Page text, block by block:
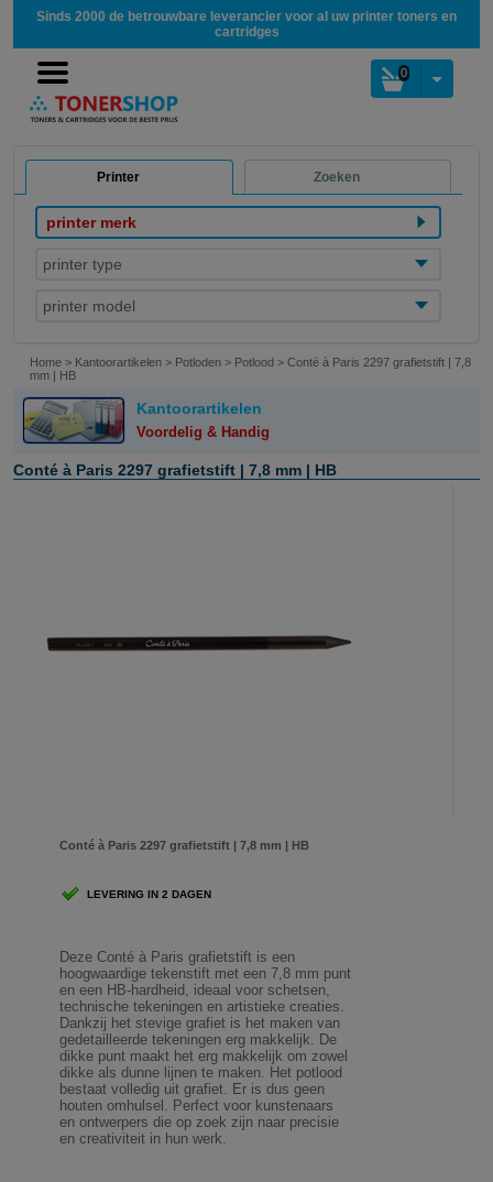
Sinds 2000 de betrouwbare leverancier voor al uw printer toners en
cartridges
0
Printer Zoeken
printer merk
printer type
printer model
Home > Kantoorartikelen > Potloden > Potlood > Conté à Paris 2297 grafietstift | 7,8
mm | HB
Kantoorartikelen
Voordelig & Handig
Conté à Paris 2297 grafietstift | 7,8 mm | HB
Conté à Paris 2297 grafietstift | 7,8 mm | HB
LEVERING IN 2 DAGEN
Deze Conté à Paris grafietstift is een
hoogwaardige tekenstift met een 7,8 mm punt
en een HB-hardheid, ideaal voor schetsen,
technische tekeningen en artistieke creaties.
Dankzij het stevige grafiet is het maken van
gedetailleerde tekeningen erg makkelijk. De
dikke punt maakt het erg makkelijk om zowel
dikke als dunne lijnen te maken. Het potlood
bestaat volledig uit grafiet. Er is dus geen
houten omhulsel. Perfect voor kunstenaars
en ontwerpers die op zoek zijn naar precisie
en creativiteit in hun werk.